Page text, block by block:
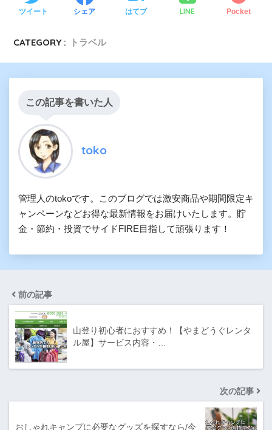
ツイート シェア はてブ LINE Pocket
CATEGORY : トラベル
この記事を書いた人
toko
管理人のtokoです。このブログでは激安商品や期間限定キ
ャンペーンなどお得な最新情報をお届けいたします。貯
金・節約・投資でサイドFIRE目指して頑張ります！
前の記事
山登り初心者におすすめ！【やまどうぐレンタ
ル屋】サービス内容・…
次の記事
おしゃれキャンプに必要なグッズを探すなら/今